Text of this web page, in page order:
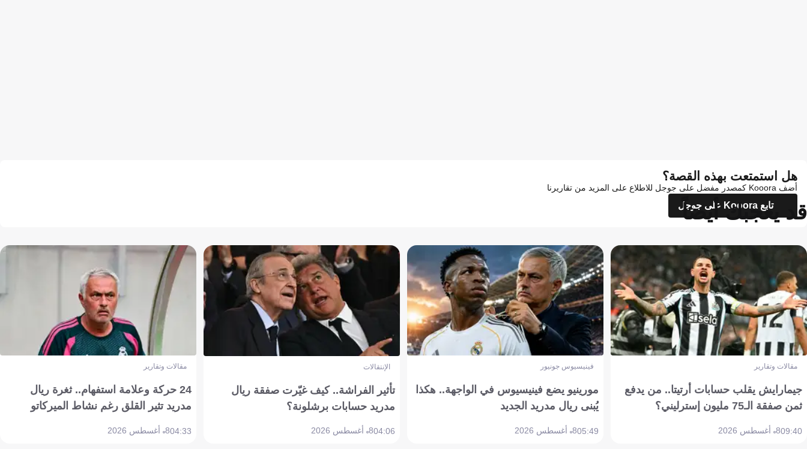
هل استمتعت بهذه القصة؟
أضف Kooora كمصدر مفضل على جوجل للاطلاع على المزيد من تقاريرنا
تابع Kooora على جوجل
قد يعجبك أيضاً
مقالات وتقارير
جيمارايش يقلب حسابات أرتيتا.. من يدفع
ثمن صفقة الـ75 مليون إسترليني؟
09:408 أغسطس 2026
فينيسيوس جونيور
مورينيو يضع فينيسيوس في الواجهة.. هكذا
يُبنى ريال مدريد الجديد
05:498 أغسطس 2026
الإنتقالات
تأثير الفراشة.. كيف غيّرت صفقة ريال
مدريد حسابات برشلونة؟
04:068 أغسطس 2026
مقالات وتقارير
24 حركة وعلامة استفهام.. ثغرة ريال
مدريد تثير القلق رغم نشاط الميركاتو
04:338 أغسطس 2026